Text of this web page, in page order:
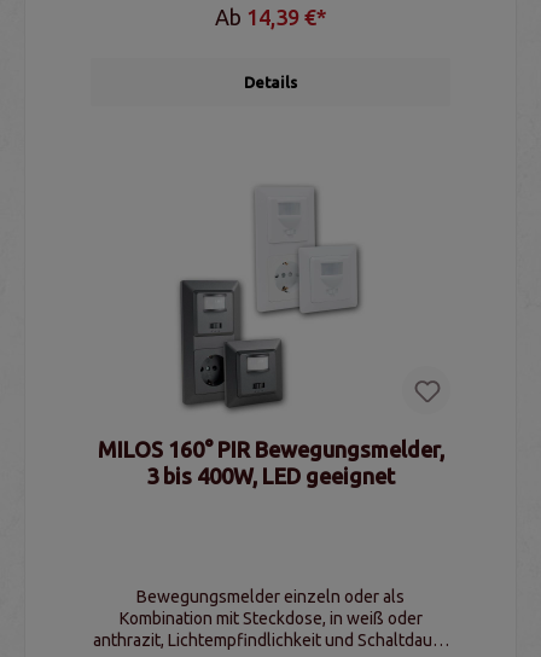
Ab 14,39 €*
Details
MILOS 160° PIR Bewegungsmelder,
3 bis 400W, LED geeignet
Bewegungsmelder einzeln oder als
Kombination mit Steckdose, in weiß oder
anthrazit, Lichtempfindlichkeit und Schaltdauer